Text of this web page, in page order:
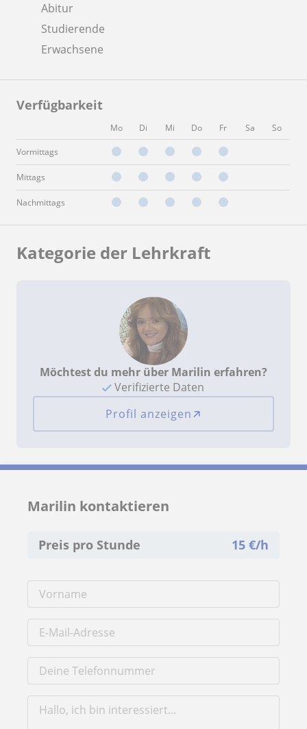
Abitur
Studierende
Erwachsene
Verfügbarkeit
Mo Di Mi Do Fr Sa So
Vormittags
Mittags
Nachmittags
Kategorie der Lehrkraft
Möchtest du mehr über Marilin erfahren?
Verifizierte Daten
Profil anzeigen
Marilin kontaktieren
Preis pro Stunde 15€/h